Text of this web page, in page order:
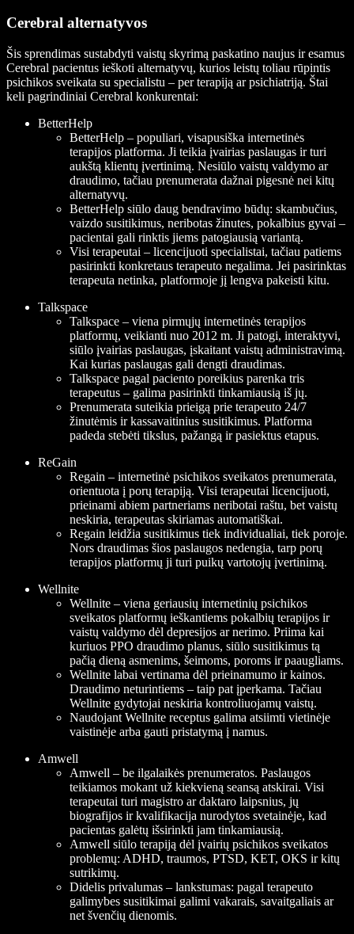
Cerebral alternatyvos
Šis sprendimas sustabdyti vaistų skyrimą paskatino naujus ir esamus
Cerebral pacientus ieškoti alternatyvų, kurios leistų toliau rūpintis
psichikos sveikata su specialistu – per terapiją ar psichiatriją. Štai
keli pagrindiniai Cerebral konkurentai:
BetterHelp
BetterHelp – populiari, visapusiška internetinės
terapijos platforma. Ji teikia įvairias paslaugas ir turi
aukštą klientų įvertinimą. Nesiūlo vaistų valdymo ar
draudimo, tačiau prenumerata dažnai pigesnė nei kitų
alternatyvų.
BetterHelp siūlo daug bendravimo būdų: skambučius,
vaizdo susitikimus, neribotas žinutes, pokalbius gyvai –
pacientai gali rinktis jiems patogiausią variantą.
Visi terapeutai – licencijuoti specialistai, tačiau patiems
pasirinkti konkretaus terapeuto negalima. Jei pasirinktas
terapeuta netinka, platformoje jį lengva pakeisti kitu.
Talkspace
Talkspace – viena pirmųjų internetinės terapijos
platformų, veikianti nuo 2012 m. Ji patogi, interaktyvi,
siūlo įvairias paslaugas, įskaitant vaistų administravimą.
Kai kurias paslaugas gali dengti draudimas.
Talkspace pagal paciento poreikius parenka tris
terapeutus – galima pasirinkti tinkamiausią iš jų.
Prenumerata suteikia prieigą prie terapeuto 24/7
žinutėmis ir kassavaitinius susitikimus. Platforma
padeda stebėti tikslus, pažangą ir pasiektus etapus.
ReGain
Regain – internetinė psichikos sveikatos prenumerata,
orientuota į porų terapiją. Visi terapeutai licencijuoti,
prieinami abiem partneriams neribotai raštu, bet vaistų
neskiria, terapeutas skiriamas automatiškai.
Regain leidžia susitikimus tiek individualiai, tiek poroje.
Nors draudimas šios paslaugos nedengia, tarp porų
terapijos platformų ji turi puikų vartotojų įvertinimą.
Wellnite
Wellnite – viena geriausių internetinių psichikos
sveikatos platformų ieškantiems pokalbių terapijos ir
vaistų valdymo dėl depresijos ar nerimo. Priima kai
kuriuos PPO draudimo planus, siūlo susitikimus tą
pačią dieną asmenims, šeimoms, poroms ir paaugliams.
Wellnite labai vertinama dėl prieinamumo ir kainos.
Draudimo neturintiems – taip pat įperkama. Tačiau
Wellnite gydytojai neskiria kontroliuojamų vaistų.
Naudojant Wellnite receptus galima atsiimti vietinėje
vaistinėje arba gauti pristatymą į namus.
Amwell
Amwell – be ilgalaikės prenumeratos. Paslaugos
teikiamos mokant už kiekvieną seansą atskirai. Visi
terapeutai turi magistro ar daktaro laipsnius, jų
biografijos ir kvalifikacija nurodytos svetainėje, kad
pacientas galėtų išsirinkti jam tinkamiausią.
Amwell siūlo terapiją dėl įvairių psichikos sveikatos
problemų: ADHD, traumos, PTSD, KET, OKS ir kitų
sutrikimų.
Didelis privalumas – lankstumas: pagal terapeuto
galimybes susitikimai galimi vakarais, savaitgaliais ar
net švenčių dienomis.